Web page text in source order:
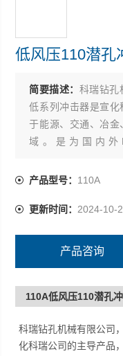
低风压110潜孔
简要描述： 科瑞钻孔
低系列冲击器是宣
于能源、交通、冶
域。是为国内外
等型号潜孔钻机，实
产品型号： 110A
更新时间： 2024-10-
产品咨询
110A低风压110潜孔
科瑞钻孔机械有限公司
化科瑞公司的主导产品